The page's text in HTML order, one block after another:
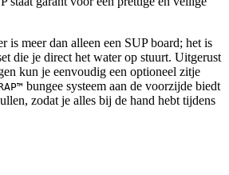
is meer dan alleen een SUP board; het is
die je direct het water op stuurt. Uitgerust
kun je eenvoudig een optioneel zitje
bungee systeem aan de voorzijde biedt
zodat je alles bij de hand hebt tijdens